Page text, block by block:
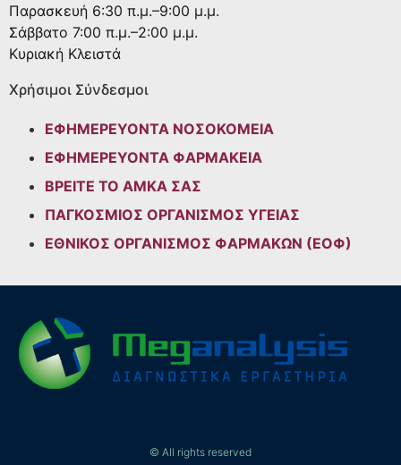
Παρασκευή 6:30 π.μ.–9:00 μ.μ.
Σάββατο 7:00 π.μ.–2:00 μ.μ.
Κυριακή Κλειστά
Χρήσιμοι Σύνδεσμοι
ΕΦΗΜΕΡΕΥΟΝΤΑ ΝΟΣΟΚΟΜΕΙΑ
ΕΦΗΜΕΡΕΥΟΝΤΑ ΦΑΡΜΑΚΕΙΑ
ΒΡΕΙΤΕ ΤΟ ΑΜΚΑ ΣΑΣ
ΠΑΓΚΟΣΜΙΟΣ ΟΡΓΑΝΙΣΜΟΣ ΥΓΕΙΑΣ
ΕΘΝΙΚΟΣ ΟΡΓΑΝΙΣΜΟΣ ΦΑΡΜΑΚΩΝ (ΕΟΦ)
© All rights reserved